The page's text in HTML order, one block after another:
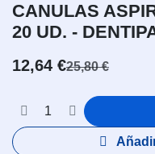
CANULAS
20 UD. -
12,64 €25,80€